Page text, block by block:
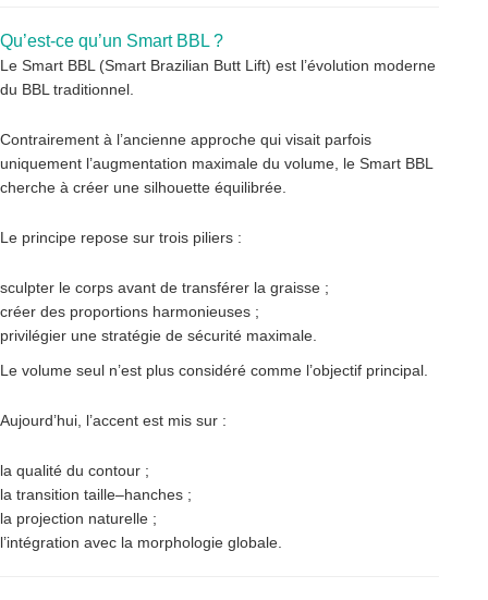
Qu’est-ce qu’un Smart BBL ?
Le Smart BBL (Smart Brazilian Butt Lift) est l’évolution moderne
du BBL traditionnel.
Contrairement à l’ancienne approche qui visait parfois
uniquement l’augmentation maximale du volume, le Smart BBL
cherche à créer une silhouette équilibrée.
Le principe repose sur trois piliers :
sculpter le corps avant de transférer la graisse ;
créer des proportions harmonieuses ;
privilégier une stratégie de sécurité maximale.
Le volume seul n’est plus considéré comme l’objectif principal.
Aujourd’hui, l’accent est mis sur :
la qualité du contour ;
la transition taille–hanches ;
la projection naturelle ;
l’intégration avec la morphologie globale.